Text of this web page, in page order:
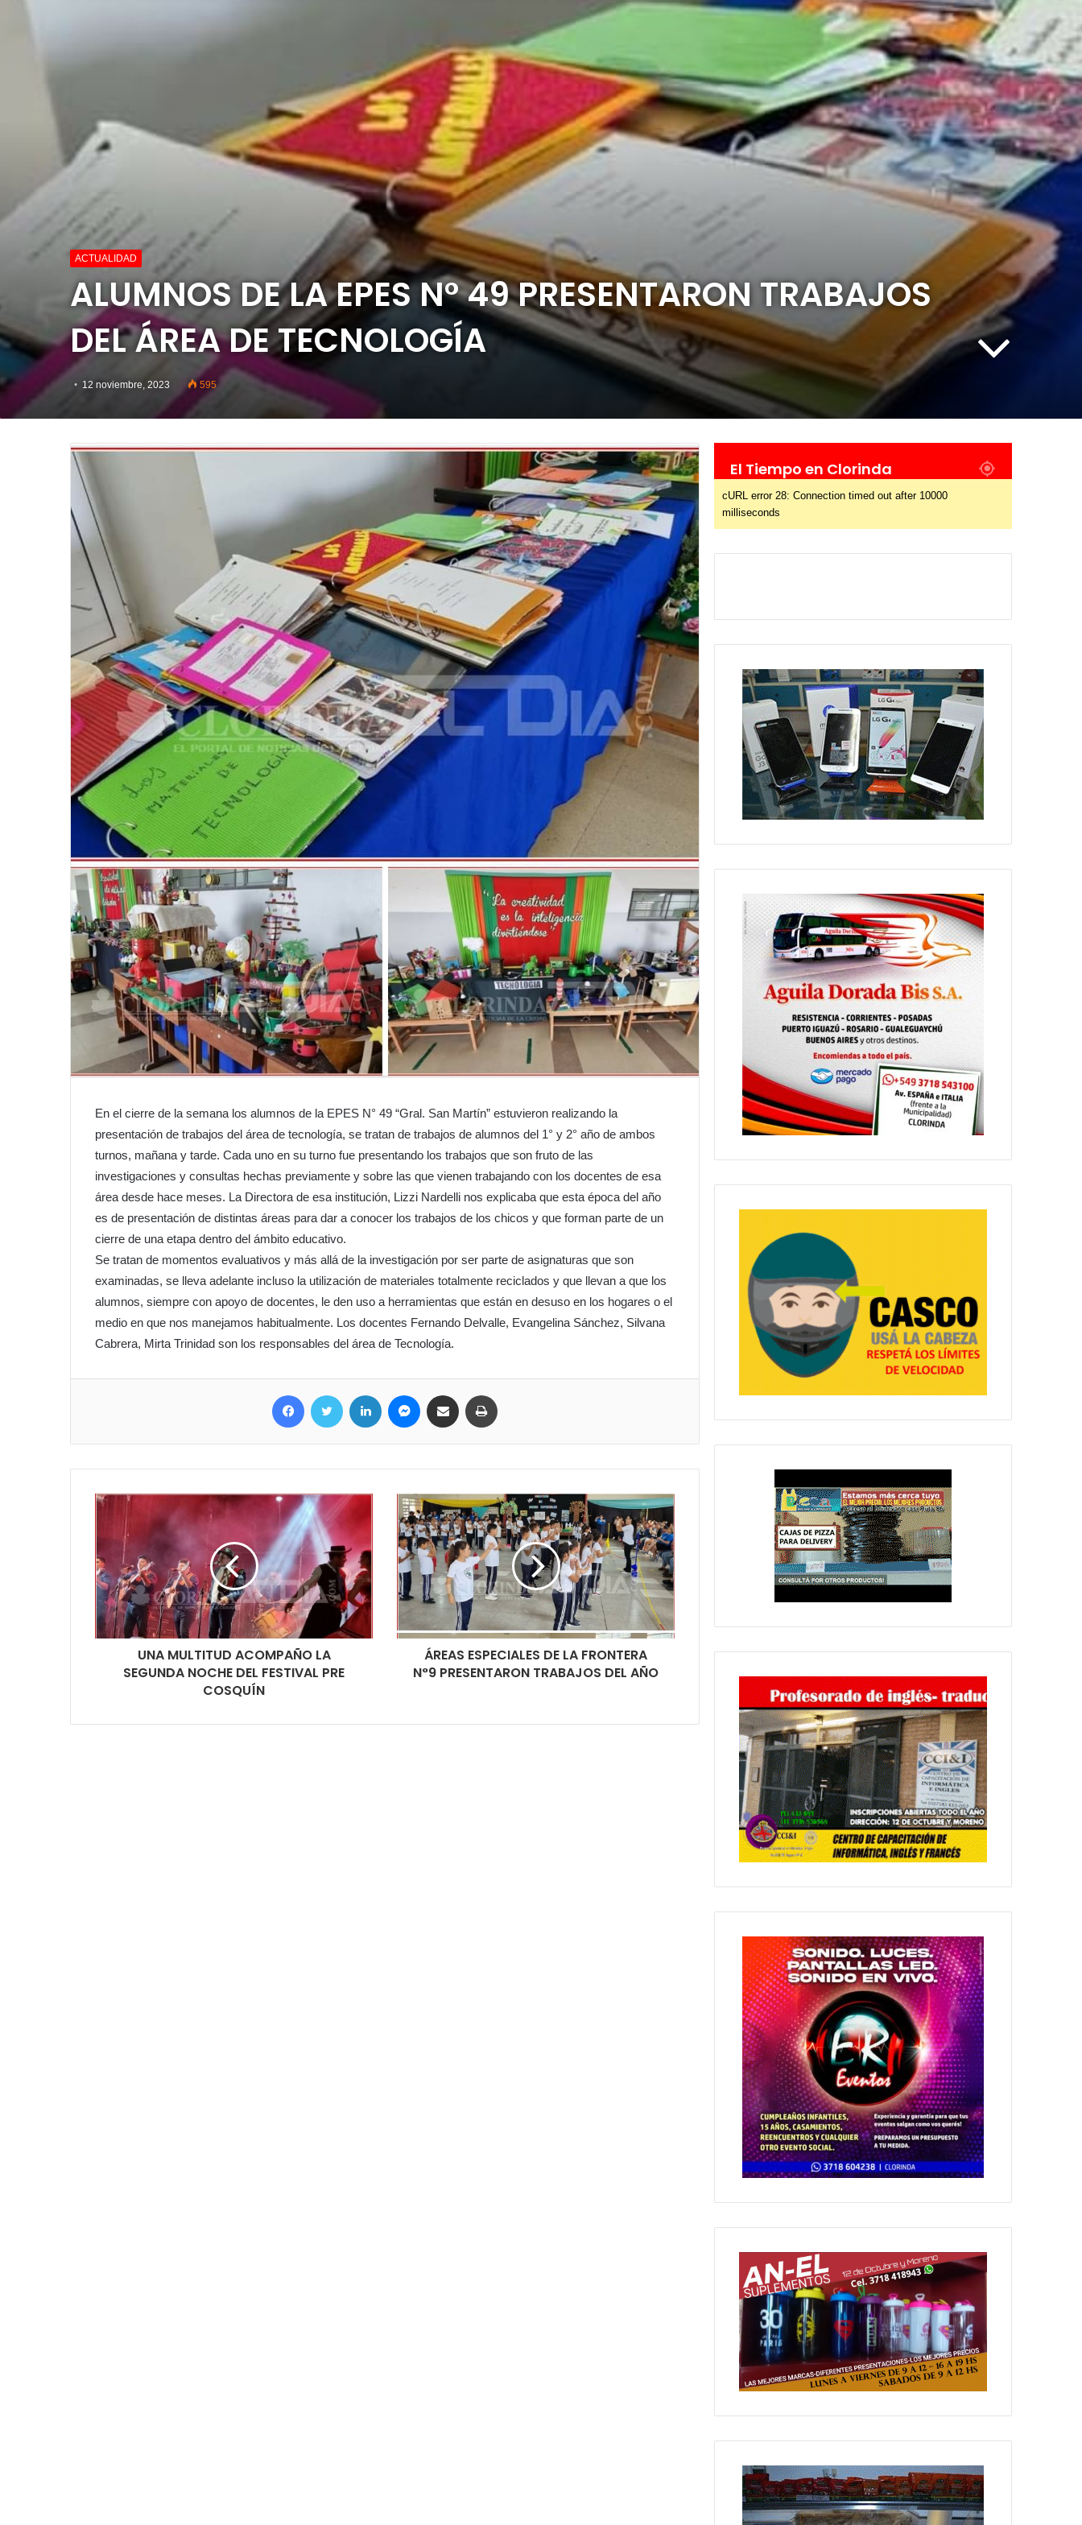
ACTUALIDAD
ALUMNOS DE LA EPES N° 49 PRESENTARON TRABAJOS
DEL ÁREA DE TECNOLOGÍA
12 noviembre, 2023 595
En el cierre de la semana los alumnos de la EPES N° 49 “Gral. San Martín” estuvieron realizando la
presentación de trabajos del área de tecnología, se tratan de trabajos de alumnos del 1° y 2° año de ambos
turnos, mañana y tarde. Cada uno en su turno fue presentando los trabajos que son fruto de las
investigaciones y consultas hechas previamente y sobre las que vienen trabajando con los docentes de esa
área desde hace meses. La Directora de esa institución, Lizzi Nardelli nos explicaba que esta época del año
es de presentación de distintas áreas para dar a conocer los trabajos de los chicos y que forman parte de un
cierre de una etapa dentro del ámbito educativo.
Se tratan de momentos evaluativos y más allá de la investigación por ser parte de asignaturas que son
examinadas, se lleva adelante incluso la utilización de materiales totalmente reciclados y que llevan a que los
alumnos, siempre con apoyo de docentes, le den uso a herramientas que están en desuso en los hogares o el
medio en que nos manejamos habitualmente. Los docentes Fernando Delvalle, Evangelina Sánchez, Silvana
Cabrera, Mirta Trinidad son los responsables del área de Tecnología.
Facebook Twitter LinkedIn MessengerCompartir por correo electrónico
UNA MULTITUD ACOMPAÑO LA
SEGUNDA NOCHE DEL FESTIVAL PRE
COSQUÍN
ÁREAS ESPECIALES DE LA FRONTERA
N°9 PRESENTARON TRABAJOS DEL AÑO
El Tiempo en Clorinda
cURL error 28: Connection timed out after 10000
milliseconds